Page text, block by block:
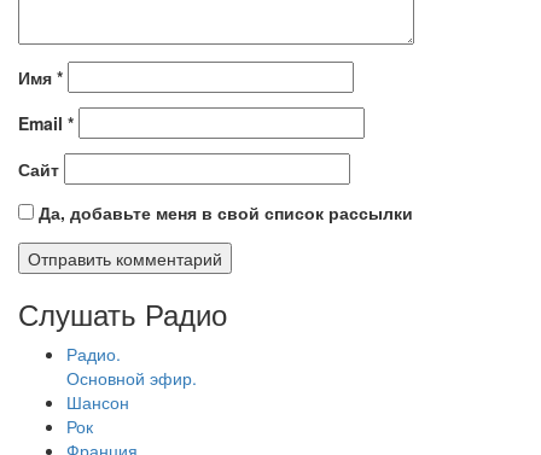
Имя *
Email *
Сайт
Да, добавьте меня в свой список рассылки
Слушать Радио
Радио.
Основной эфир.
Шансон
Рок
Франция